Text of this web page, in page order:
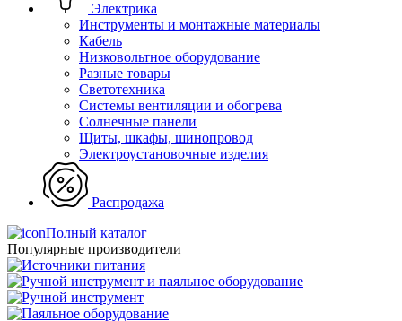
Электрика
Инструменты и монтажные материалы
Кабель
Низковольтное оборудование
Разные товары
Светотехника
Системы вентиляции и обогрева
Солнечные панели
Щиты, шкафы, шинопровод
Электроустановочные изделия
Распродажа
Полный каталог
Популярные производители